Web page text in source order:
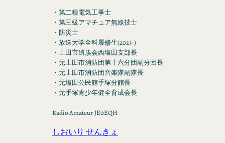
・第二種電気工事士
・第三級アマチュア無線技士
・防災士
・放送大学全科履修生(2023-)
・上田市遺族会西塩田支部長
・元上田市消防団第十六分団副分団長
・元上田市消防団音楽隊副隊長
・元塩田公民館手塚分館長
・元手塚青少年健全育成会長
Radio Amateur JE0EQH
しおいり せんきょ